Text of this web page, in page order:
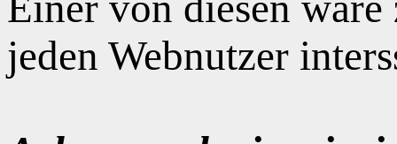
jeden Webnutzer